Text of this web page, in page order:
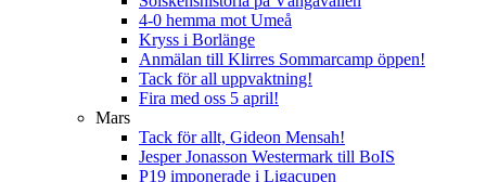
4-0 hemma mot Umeå
Kryss i Borlänge
Anmälan till Klirres Sommarcamp öppen!
Tack för all uppvaktning!
Fira med oss 5 april!
Mars
Tack för allt, Gideon Mensah!
Jesper Jonasson Westermark till BoIS
P19 imponerade i Ligacupen